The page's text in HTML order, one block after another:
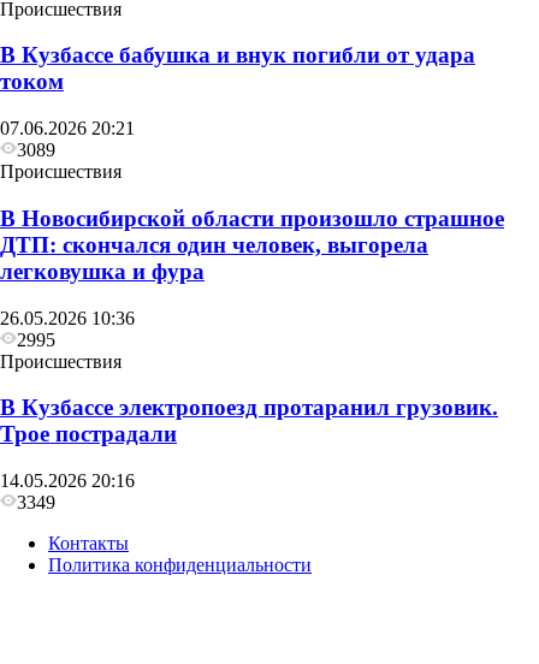
Происшествия
В Кузбассе бабушка и внук погибли от удара
током
07.06.2026 20:21
3089
Происшествия
В Новосибирской области произошло страшное
ДТП: скончался один человек, выгорела
легковушка и фура
26.05.2026 10:36
2995
Происшествия
В Кузбассе электропоезд протаранил грузовик.
Трое пострадали
14.05.2026 20:16
3349
Контакты
Политика конфиденциальности